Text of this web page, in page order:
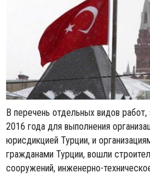
В перечень отдельных видов
2016 года для выполнения
юрисдикцией Турции, и
гражданами Турции, вошли
сооружений, инженерно-